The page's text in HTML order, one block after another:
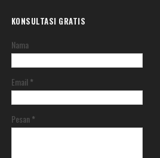
KONSULTASI GRATIS
Nama
Email *
Pesan *